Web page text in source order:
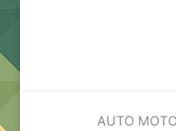
Skip
AUTO MOTO